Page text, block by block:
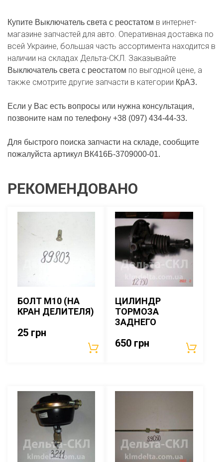
Купите Выключатель света с реостатом в интернет-
магазине запчастей для авто. Оперативная доставка по
всей Украине, большая часть ассортимента находится в
наличии на складах Дельта-СКЛ. Заказывайте
Выключатель света с реостатом по выгодной цене, а
также смотрите другие запчасти в категории КрАЗ.
Если у Вас есть вопросы или нужна консультация,
позвоните нам по телефону +38 (097) 434-44-33.
Для быстрого поиска запчасти на складе, сообщите
пожалуйста артикул ВК416Б-3709000-01.
РЕКОМЕНДОВАНО
БОЛТ М10 (НА
КРАН ДЕЛИТЕЛЯ)
25 грн
ЦИЛИНДР
ТОРМОЗА
ЗАДНЕГО
650 грн